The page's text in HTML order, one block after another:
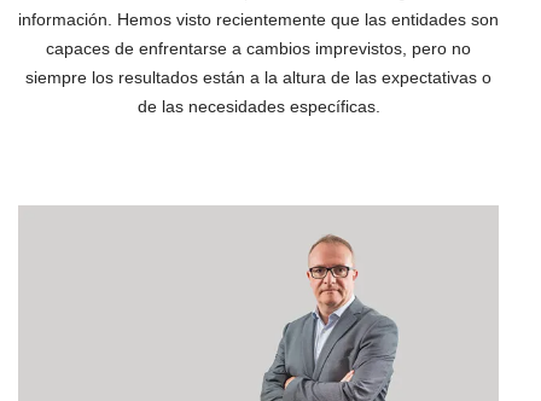
información. Hemos visto recientemente que las entidades son
capaces de enfrentarse a cambios imprevistos, pero no
siempre los resultados están a la altura de las expectativas o
de las necesidades específicas.